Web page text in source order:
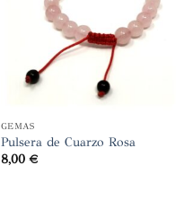
GEMAS
Pulsera de Cuarzo Rosa
8,00 €